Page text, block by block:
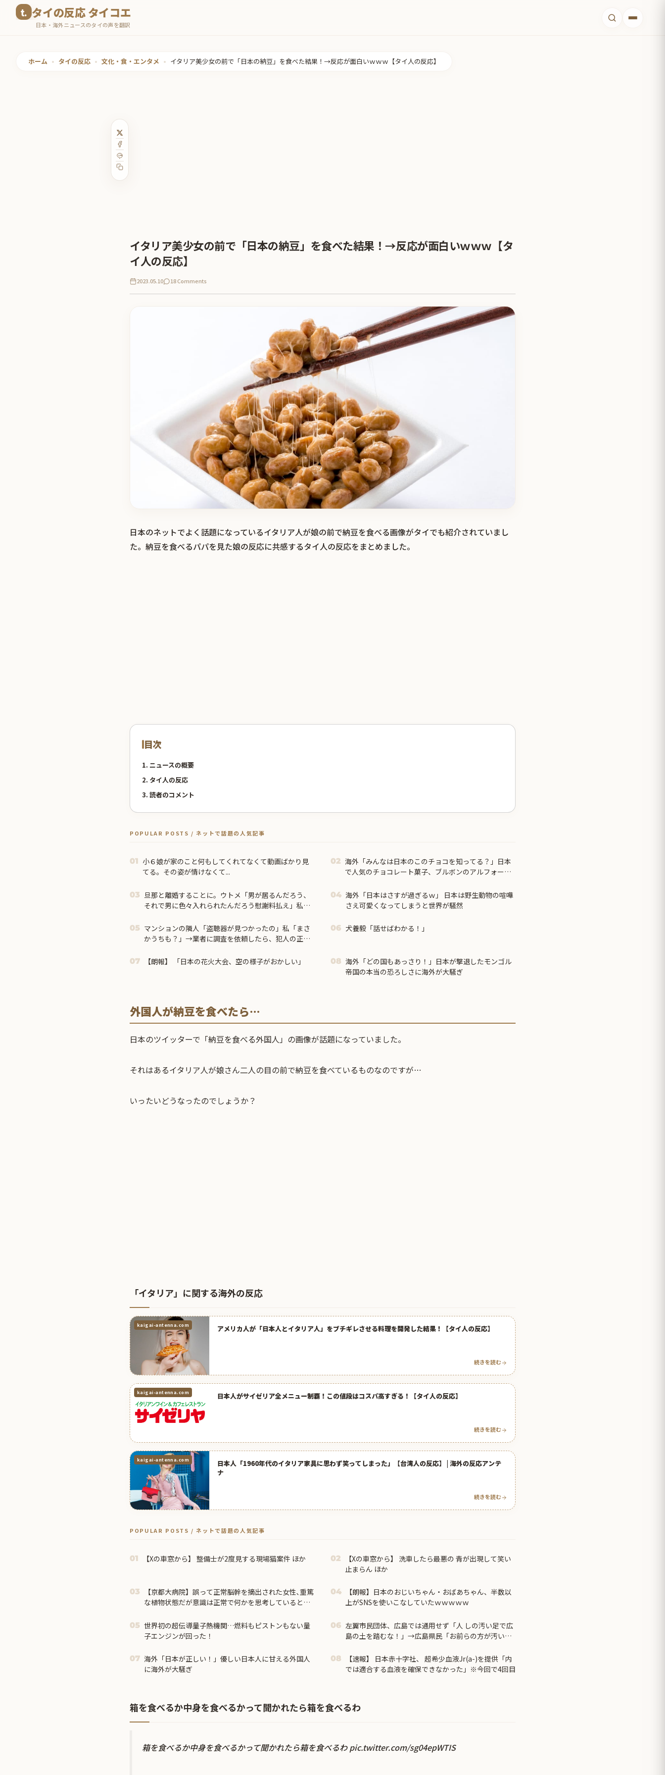
タイの反応 タイコエ
日本・海外ニュースのタイの声を翻訳
ホーム • タイの反応 • 文化・食・エンタメ • イタリア美少女の前で「日本の納豆」を食べた結果！→反応が面白いｗｗｗ【タイ人の反応】
イタリア美少女の前で「日本の納豆」を食べた結果！→反応が面白いｗｗｗ【タ
イ人の反応】
2023.05.10 18 Comments
日本のネットでよく話題になっているイタリア人が娘の前で納豆を食べる画像がタイでも紹介されていまし
た。納豆を食べるパパを見た娘の反応に共感するタイ人の反応をまとめました。
目次
1. ニュースの概要
2. タイ人の反応
3. 読者のコメント
POPULAR POSTS / ネットで話題の人気記事
01 小６娘が家のこと何もしてくれてなくて動画ばかり見
てる。その姿が情けなくて...
02 海外「みんなは日本のこのチョコを知ってる？」日本
で人気のチョコレート菓子、ブルボンのアルフォート
03
旦那と離婚することに。ウトメ「男が居るんだろう、
それで男に色々入れられたんだろう慰謝料払え」私
んのほうですよ」後はシラネｗ
04 海外「日本はさすが過ぎるｗ」 日本は野生動物の喧嘩
さえ可愛くなってしまうと世界が騒然
05 マンションの隣人「盗聴器が見つかったの」私「まさ
かうちも？」→業者に調査を依頼したら、犯人の正体
06 犬養毅「話せばわかる！」
07 【朗報】 「日本の花火大会、空の様子がおかしい」 08 海外「どの国もあっさり！」日本が撃退したモンゴル
帝国の本当の恐ろしさに海外が大騒ぎ
外国人が納豆を食べたら…
日本のツイッターで「納豆を食べる外国人」の画像が話題になっていました。
それはあるイタリア人が娘さん二人の目の前で納豆を食べているものなのですが…
いったいどうなったのでしょうか？
「イタリア」に関する海外の反応
kaigai-antenna.com アメリカ人が「日本人とイタリア人」をブチギレさせる料理を開発した結果！【タイ人の反応】
続きを読む
kaigai-antenna.com 日本人がサイゼリア全メニュー制覇！この値段はコスパ高すぎる！【タイ人の反応】
続きを読む
kaigai-antenna.com
日本人「1960年代のイタリア家具に思わず笑ってしまった」【台湾人の反応】 | 海外の反応アンテ
ナ
続きを読む
POPULAR POSTS / ネットで話題の人気記事
01 【Xの車窓から】 整備士が2度見する現場猫案件 ほか 02
【Xの車窓から】 洗車したら最悪の 青が出現して笑い
止まらん ほか
03
【京都大病院】誤って正常脳幹を摘出された女性､重篤
な植物状態だが意識は正常で何かを思考していると判
04
【朗報】日本のおじいちゃん・おばあちゃん、半数以
上がSNSを使いこなしていたｗｗｗｗｗ
05 世界初の超伝導量子熱機関…燃料もピストンもない量
子エンジンが回った！
06 左翼市民団体、広島では通用せず「人 しの汚い足で広
島の土を踏むな！」→広島県民「お前らの方が汚いん
07 海外「日本が正しい！」優しい日本人に甘える外国人
に海外が大騒ぎ
08
【速報】 日本赤十字社、 超希少血液Jr(a-)を提供「内
では適合する血液を確保できなかった」※今回で4回目
箱を食べるか中身を食べるかって聞かれたら箱を食べるわ
箱を食べるか中身を食べるかって聞かれたら箱を食べるわpic.twitter.com/sg04epWTIS